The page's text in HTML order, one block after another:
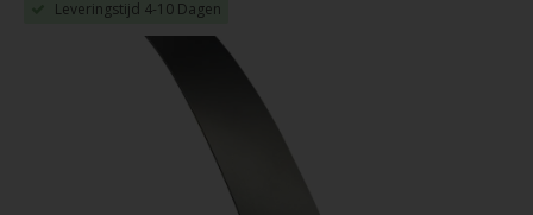
Leveringstijd 4-10 Dagen